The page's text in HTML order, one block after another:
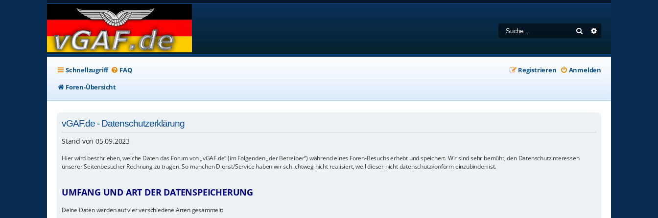
Suche
Schnellzugriff FAQ Anmelden
Registrieren
Foren-Übersicht
vGAF.de - Datenschutzerklärung
Stand von 05.09.2023
Hier wird beschrieben, welche Daten das Forum von „vGAF.de“ (im Folgenden „der Betreiber“) während eines Foren-Besuchs erhebt und speichert. Wir sind sehr bemüht, den Datenschutzinteressen
unserer Seitenbesucher Rechnung zu tragen. So manchen Dienst/Service haben wir schlichtweg nicht realisiert, weil dieser nicht datenschutzkonform einzubinden ist.
UMFANG UND ART DER DATENSPEICHERUNG
Deine Daten werden auf vier verschiedene Arten gesammelt: